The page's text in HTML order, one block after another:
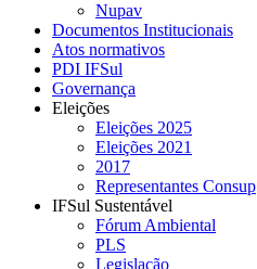
Nupav
Documentos Institucionais
Atos normativos
PDI IFSul
Governança
Eleições
Eleições 2025
Eleições 2021
2017
Representantes Consup
IFSul Sustentável
Fórum Ambiental
PLS
Legislação